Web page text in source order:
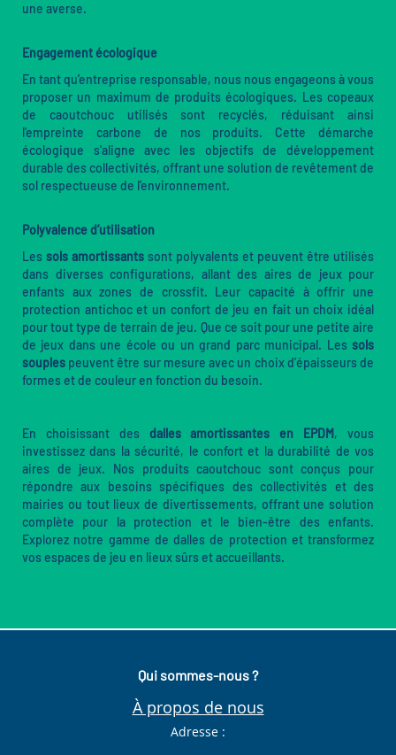
une averse.
Engagement écologique
En tant qu'entreprise responsable, nous nous engageons à vous
proposer un maximum de produits écologiques. Les copeaux
de caoutchouc utilisés sont recyclés, réduisant ainsi
l'empreinte carbone de nos produits. Cette démarche
écologique s'aligne avec les objectifs de développement
durable des collectivités, offrant une solution de revêtement de
sol respectueuse de l'environnement.
Polyvalence d’utilisation
Les sols amortissants sont polyvalents et peuvent être utilisés
dans diverses configurations, allant des aires de jeux pour
enfants aux zones de crossfit. Leur capacité à offrir une
protection antichoc et un confort de jeu en fait un choix idéal
pour tout type de terrain de jeu. Que ce soit pour une petite aire
de jeux dans une école ou un grand parc municipal. Lessols
souples peuvent être sur mesure avec un choix d’épaisseurs de
formes et de couleur en fonction du besoin.
En choisissant des dalles amortissantes en EPDM, vous
investissez dans la sécurité, le confort et la durabilité de vos
aires de jeux. Nos produits caoutchouc sont conçus pour
répondre aux besoins spécifiques des collectivités et des
mairies ou tout lieux de divertissements, offrant une solution
complète pour la protection et le bien-être des enfants.
Explorez notre gamme de dalles de protection et transformez
vos espaces de jeu en lieux sûrs et accueillants.
Qui sommes-nous ?
À propos de nous
Adresse :